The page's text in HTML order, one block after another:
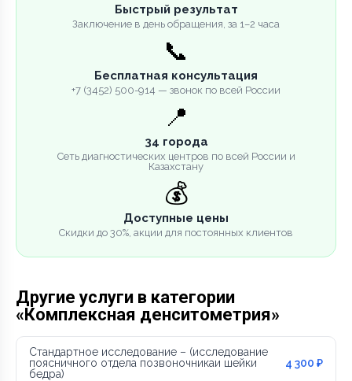
Быстрый результат
Заключение в день обращения, за 1–2 часа
📞
Бесплатная консультация
+7 (3452) 500-914 — звонок по всей России
📍
34 города
Сеть диагностических центров по всей России и
Казахстану
💰
Доступные цены
Скидки до 30%, акции для постоянных клиентов
Другие услуги в категории
«Комплексная денситометрия»
Стандартное исследование – (исследование
поясничного отдела позвоночникаи шейки
бедра)
4 300 ₽